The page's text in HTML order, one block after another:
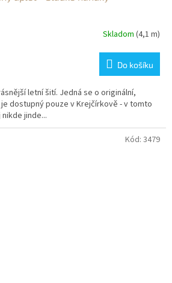
Skladom (4,1 m)
Do košíku
letní šití. Jedná se o originální,
dostupný pouze v Krejčírkově - v tomto
jinde...
Kód: 3479